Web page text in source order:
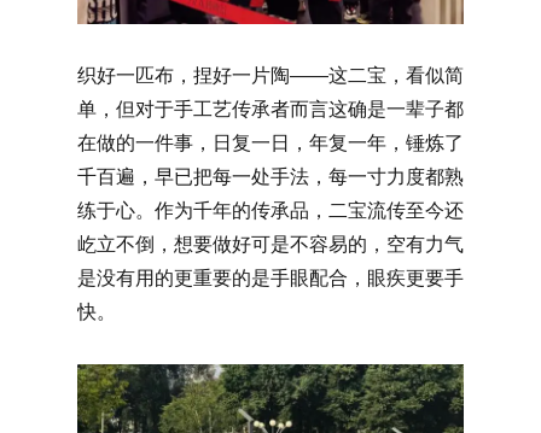
织好一匹布，捏好一片陶——这二宝，看似简
单，但对于手工艺传承者而言这确是一辈子都
在做的一件事，日复一日，年复一年，锤炼了
千百遍，早已把每一处手法，每一寸力度都熟
练于心。作为千年的传承品，二宝流传至今还
屹立不倒，想要做好可是不容易的，空有力气
是没有用的更重要的是手眼配合，眼疾更要手
快。